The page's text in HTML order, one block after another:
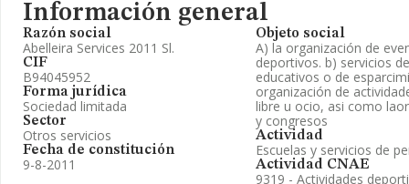
Información general
Razón social
Abelleira Services 2011 Sl.
CIF
B94045952
Forma jurídica
Sociedad limitada
Sector
Otros servicios
Fecha de constitución
9-8-2011
Objeto social
A) la organización de
deportivos. b) servicios
educativos o de
organización de
libre u ocio, asi como
y congresos
Actividad
Escuelas y servicios de
Actividad CNAE
9319 - Actividades